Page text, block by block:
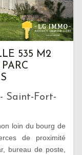
535 M2
Saint-Fort-
loin du bourg de
de proximité
bureau de poste,